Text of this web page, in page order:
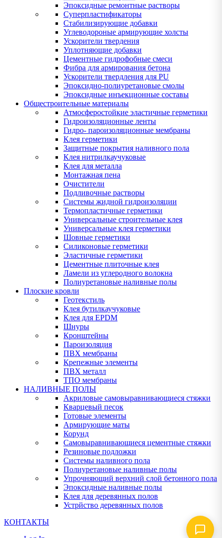
Эпоксидные ремонтные растворы
Суперпластификаторы
Стабилизирующие добавки
Углеводороные армирующие холсты
Ускорители твердения
Уплотняющие добавки
Цементные гидрофобные смеси
Фибра для армирования бетона
Ускорители твердления для PU
Эпоксидно-полиуретановые смолы
Эпоксидные инъекционные составы
Общестроительные материалы
Атмосферостойкие эластичные герметики
Гидроизоляционные ленты
Гидро- пароизоляционные мембраны
Клея герметики
Защитные покрытия наливного пола
Клея нитрилкаучуковые
Клея для металла
Монтажная пена
Очистители
Подливочные растворы
Системы жидной гидроизоляции
Термопластичные герметики
Универсальные строительные клея
Универсальные клея герметики
Шовные герметики
Силиконовые герметики
Эластичные герметики
Цементные плиточные клея
Ламели из углеродного волокна
Полиуретановые наливные полы
Плоские кровли
Геотекстиль
Клея бутилкаучуковые
Клея для EPDM
Шнуры
Кронштейны
Пароизоляция
ПВХ мембраны
Крепежные элементы
ПВХ металл
ТПО мембраны
НАЛИВНЫЕ ПОЛЫ
Акриловые самовыравнивающиеся стяжки
Кварцевый песок
Готовые элементы
Армирующие маты
Корунд
Самовыравнивающиеся цементные стяжки
Резиновые подложки
Системы наливного пола
Полиуретановые наливные полы
Упрочняющий верхний слой бетонного пола
Эпоксидные наливные полы
Клея для деревянных полов
Устрйство деревянных полов
КОНТАКТЫ